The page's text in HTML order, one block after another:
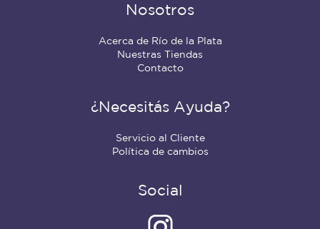
Nosotros
Acerca de Río de la Plata
Nuestras Tiendas
Contacto
¿Necesitás Ayuda?
Servicio al Cliente
Política de cambios
Social